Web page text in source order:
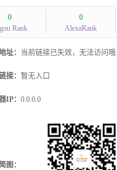
0
Rank
0
AlexaRank
址： 当前链接已失效，无法访问哦
接： 暂无入口
IP： 0.0.0.0
图：